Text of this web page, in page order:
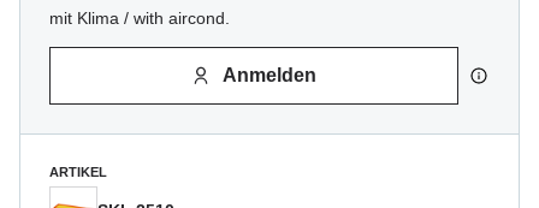
mit Klima / with aircond.
Anmelden
ARTIKEL